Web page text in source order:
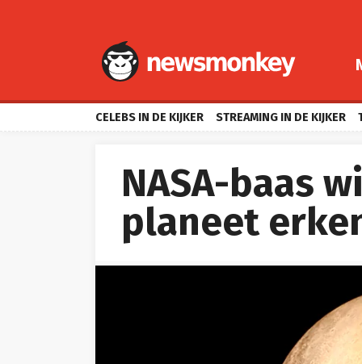
CELEBS IN DE KIJKER STREAMING IN DE KIJKER
NASA-baas
planeet